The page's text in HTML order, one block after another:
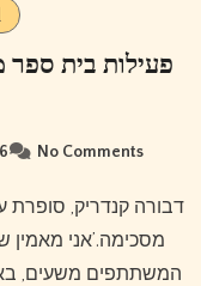
פעילות בית ספר
No Comments
דבורה קנדריק, סופרת עצמאית ומשתתפת מסורה, אוזניות שינה
המשתתפים משעים,